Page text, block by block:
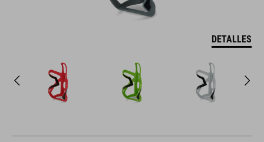
DETALLES